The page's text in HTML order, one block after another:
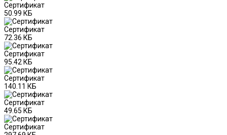
Сертификат
50.99 КБ
Сертификат
72.36 КБ
Сертификат
95.42 КБ
Сертификат
140.11 КБ
Сертификат
49.65 КБ
Сертификат